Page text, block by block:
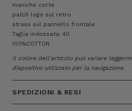
maniche corte
patch logo sul retro
strass sul pannello frontale
Taglia indossata: 40
100%COTTON
Il colore dell'articolo può variare
dispositivo utilizzato per la navigazione.
SPEDIZIONI & RESI